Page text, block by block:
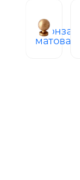
бронза
матовая